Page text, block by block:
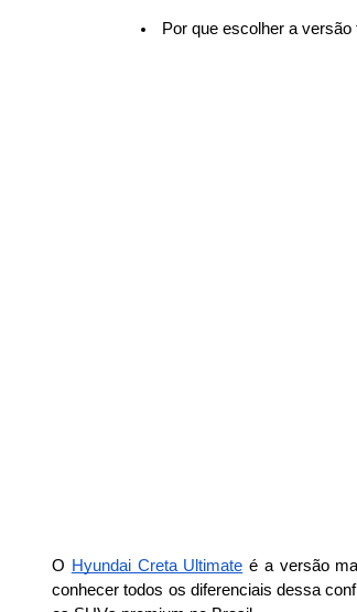
Por que escolher a versão
O Hyundai Creta Ultimate é a versão
conhecer todos os diferenciais dessa